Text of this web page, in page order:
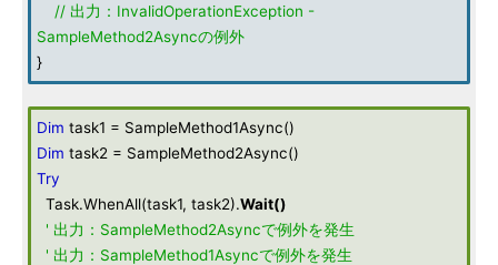
// 出力：InvalidOperationException -
SampleMethod2Asyncの例外
}
Dim task1 = SampleMethod1Async()
Dim task2 = SampleMethod2Async()
Try
Task.WhenAll(task1, task2).Wait()
' 出力：SampleMethod2Asyncで例外を発生
' 出力：SampleMethod1Asyncで例外を発生